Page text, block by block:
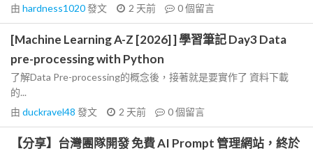
由 hardness1020發文 2 天前 0個留言
[Machine Learning A-Z [2026] ] 學習筆記 Day3 Data
pre-processing with Python
了解Data Pre-processing的概念後，接著就是要實作了 資料下載
的...
由 duckravel48 發文 2 天前 0個留言
【分享】台灣團隊開發 免費 AI Prompt 管理網站，終於